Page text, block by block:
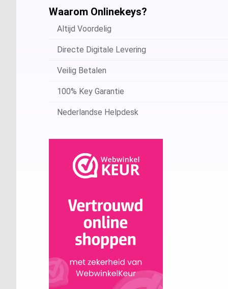
Ubisoft / Uplay
Waarom Onlinekeys?
Altijd Voordelig
Directe Digitale Levering
Veilig Betalen
100% Key Garantie
Nederlandse Helpdesk